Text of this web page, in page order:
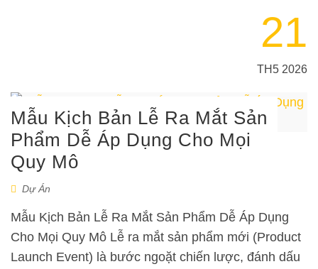
21
TH5 2026
Mẫu Kịch Bản Lễ Ra Mắt Sản
Phẩm Dễ Áp Dụng Cho Mọi
Quy Mô
Dự Án
Mẫu Kịch Bản Lễ Ra Mắt Sản Phẩm Dễ Áp Dụng
Cho Mọi Quy Mô Lễ ra mắt sản phẩm mới (Product
Launch Event) là bước ngoặt chiến lược, đánh dấu